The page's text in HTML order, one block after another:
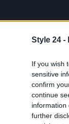
Style 24 -
If you wish
sensitive
confirm
continue
information
further
il nostro
ci circonda
desiderio,
e lo stile di